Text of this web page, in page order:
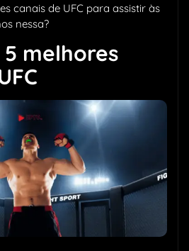
canais de UFC para assistir às
nessa?
melhores